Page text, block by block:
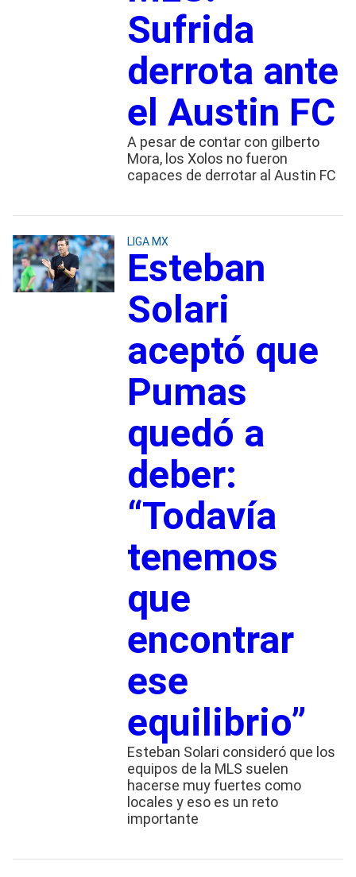
Sufrida
derrota ante
el Austin FC
A pesar de contar con gilberto
Mora, los Xolos no fueron
capaces de derrotar al Austin FC
LIGA MX
Esteban
Solari
aceptó que
Pumas
quedó a
deber:
“Todavía
tenemos
que
encontrar
ese
equilibrio”
Esteban Solari consideró que los
equipos de la MLS suelen
hacerse muy fuertes como
locales y eso es un reto
importante